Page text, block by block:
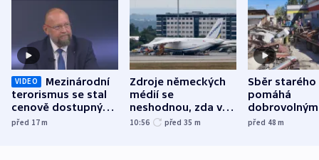
VIDEO
Mezinárodní
terorismus se stal
cenově dostupným,
varuje Bartošek
před 17m
Zdroje německých
médií se
neshodnou, zda v
letadle ohroženém
10:56 před 35 m
Sběr starého
pomáhá
dobrovolným
hasičům
před 48m